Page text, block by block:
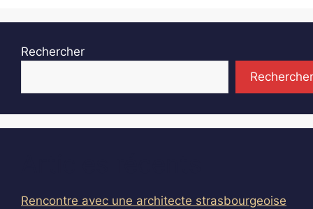
Rechercher
Rechercher
Rencontre avec une architecte strasbourgeoise